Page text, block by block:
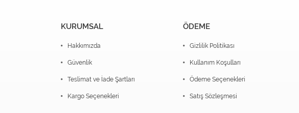
KURUMSAL
Hakkımızda
Güvenlik
Teslimat ve İade Şartları
Kargo Seçenekleri
ÖDEME
Gizlilik Politikası
Kullanım Koşulları
Ödeme Seçenekleri
Satış Sözleşmesi